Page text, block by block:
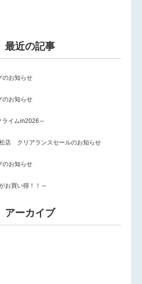
最近の記事
のお知らせ
のお知らせ
ライムin2026～
店 クリアランスセールのお知らせ
のお知らせ
お買い得！！～
アーカイブ